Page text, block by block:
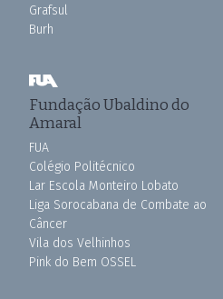
Grafsul
Burh
Fundação Ubaldino do
Amaral
FUA
Colégio Politécnico
Lar Escola Monteiro Lobato
Liga Sorocabana de Combate ao
Câncer
Vila dos Velhinhos
Pink do Bem OSSEL